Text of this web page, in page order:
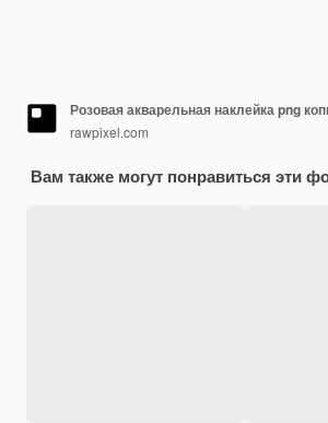
rawpixel.com
Вам также могут понравиться эти